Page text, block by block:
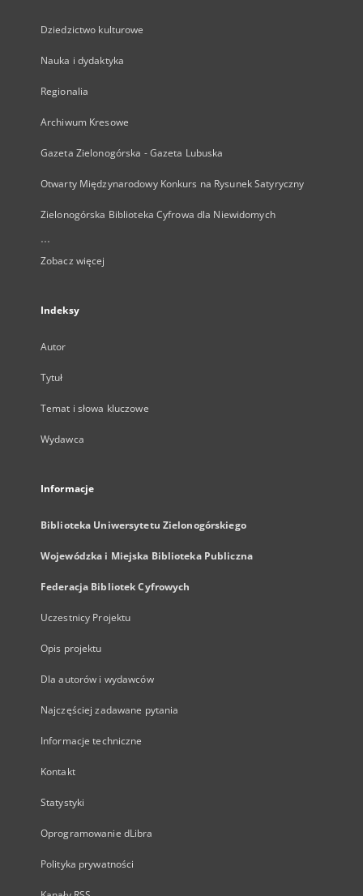
Dziedzictwo kulturowe
Nauka i dydaktyka
Regionalia
Archiwum Kresowe
Gazeta Zielonogórska - Gazeta Lubuska
Otwarty Międzynarodowy Konkurs na Rysunek Satyryczny
Zielonogórska Biblioteka Cyfrowa dla Niewidomych
...
Zobacz więcej
Indeksy
Autor
Tytuł
Temat i słowa kluczowe
Wydawca
Informacje
Biblioteka Uniwersytetu Zielonogórskiego
Wojewódzka i Miejska Biblioteka Publiczna
Federacja Bibliotek Cyfrowych
Uczestnicy Projektu
Opis projektu
Dla autorów i wydawców
Najczęściej zadawane pytania
Informacje techniczne
Kontakt
Statystyki
Oprogramowanie dLibra
Polityka prywatności